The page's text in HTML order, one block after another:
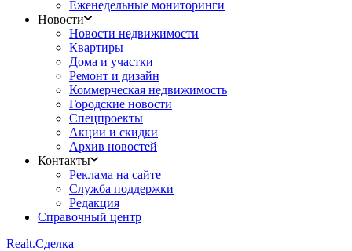
Еженедельные мониторинги
Новости
Новости недвижимости
Квартиры
Дома и участки
Ремонт и дизайн
Коммерческая недвижимость
Городские новости
Спецпроекты
Акции и скидки
Архив новостей
Контакты
Реклама на сайте
Служба поддержки
Редакция
Справочный центр
Realt.Сделка